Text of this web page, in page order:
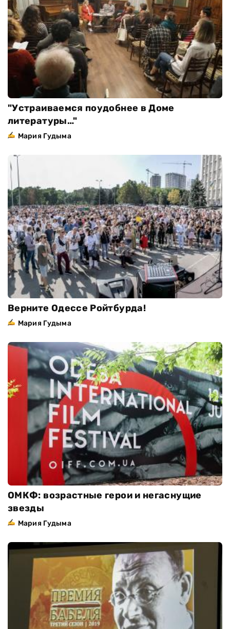
"Устраиваемся поудобнее в Доме
литературы…"
Мария Гудыма
Верните Одессе Ройтбурда!
Мария Гудыма
ОМКФ: возрастные герои и негаснущие
звезды
Мария Гудыма